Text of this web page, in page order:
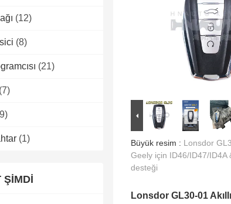
(12)
(8)
(21)
(7)
(1)
ŞIMDI
Büyük resim : Lonsdor
Geely için ID46/ID47/ID4A
desteği
Lonsdor GL30-01